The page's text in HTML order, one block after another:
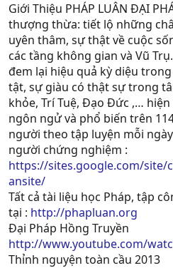
Giới Thiệu PHÁP LUÂN ĐẠI
thượng thừa: tiết lộ những
uyên thâm, sự thật về cuộc
các tầng không gian và Vũ
đem lại hiệu quả kỳ diệu
tật, sự giàu có thật sự trong
khỏe, Trí Tuệ, Ðạo Ðức ,…
ngôn ngử và phổ biến trên
người theo tập luyện mỗi
người chứng nghiệm :
https://sites.google.com/site/
ansite/
Tất cả tài liệu học Pháp, tập
tại : http://phapluan.org
Đại Pháp Hồng Truyền
http://www.youtube.com/
Thỉnh nguyện toàn cầu 2013